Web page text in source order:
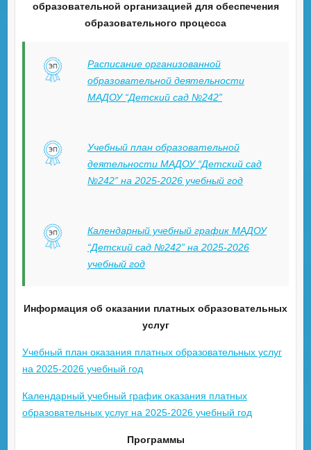
образовательной организацией для обеспечения
образовательного процесса
Расписание организованной
образовательной деятельности
МАДОУ “Детский сад №242”
Учебный план образовательной
деятельности МАДОУ “Детский сад
№242” на 2025-2026 учебный год
Календарный учебный график МАДОУ
“Детский сад №242” на 2025-2026
учебный год
Информация об оказании платных образовательных
услуг
Учебный план оказания платных образовательных услуг
на 2025-2026 учебный год
Календарный учебный график оказания платных
образовательных услуг на 2025-2026 учебный год
Программы